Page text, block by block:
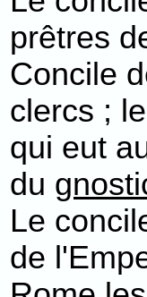
prêtres
Concile
clercs ;
qui eut
du
Le
de